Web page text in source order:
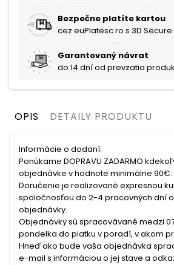
Bezpečne platíte kartou
cez euPlatesc.ro s 3D Secure
Garantovaný návrat
do 14 dní od prevzatia
OPIS DETAILY PRODUKTU
Informácie o dodaní:
Ponúkame DOPRAVU ZADARMO
objednávke v hodnote minimálne 90€.
Doručenie je realizované expresnou
spoločnosťou do 2-4 pracovných dní
objednávky.
Objednávky sú spracovávané medzi
pondelka do piatku v poradí, v akom
Hneď ako bude vaša objednávka
e-mail s informáciou o jej stave a